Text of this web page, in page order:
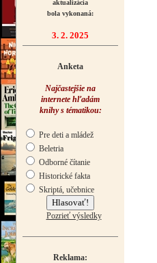
aktualizácia
bola vykonaná:
3. 2. 2025
Anketa
Najčastejšie na
internete hľadám
knihy s tématikou:
Pre deti a mládež
Beletria
Odborné čítanie
Historické fakta
Skriptá, učebnice
Pozrieť výsledky
Reklama: